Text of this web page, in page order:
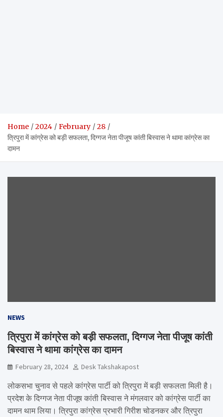
Home 2024 February
28
त्रिपुरा में कांग्रेस को बड़ी सफलता, दिग्गज नेता पीजूष कांती बिस्वास ने थामा कांग्रेस का
दामन
NEWS
त्रिपुरा में कांग्रेस को बड़ी सफलता, दिग्गज नेता पीजूष कांती
बिस्वास ने थामा कांग्रेस का दामन
February 28, 2024 Desk Takshakapost
लोकसभा चुनाव से पहले कांग्रेस पार्टी को त्रिपुरा में बड़ी सफलता मिली है।
प्रदेश के दिग्गज नेता पीजूष कांती बिस्वास ने मंगलवार को कांग्रेस पार्टी का
दामन थाम लिया। त्रिपुरा कांग्रेस प्रभारी गिरीश चोडनकर और त्रिपुरा